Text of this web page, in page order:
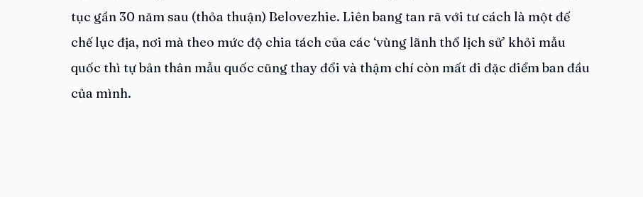
tục gần 30 năm sau (thỏa thuận) Belovezhie. Liên bang tan rã với tư cách là một đế
chế lục địa, nơi mà theo mức độ chia tách của các ‘vùng lãnh thổ lịch sử’ khỏi mẫu
quốc thì tự bản thân mẫu quốc cũng thay đổi và thậm chí còn mất đi đặc điểm ban đầu
của mình.